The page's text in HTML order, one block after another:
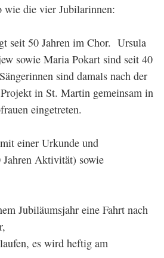
wie die vier Jubilarinnen:
seit 50 Jahren im Chor. Ursula
sowie Maria Pokart sind seit 40
sind damals nach der
in St. Martin gemeinsam in
eingetreten.
einer Urkunde und
Jahren Aktivität) sowie
Jubiläumsjahr eine Fahrt nach
es wird heftig am